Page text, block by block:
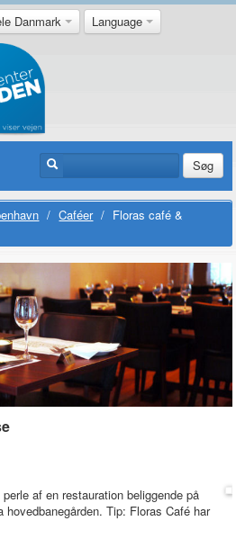
Danmark Language
Søg
/ Caféer / Floras café &
af en restauration beliggende på
hovedbanegården. Tip: Floras Café har